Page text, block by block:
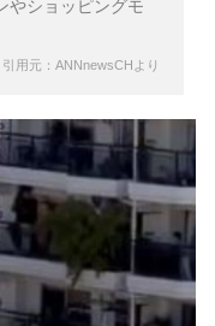
やショッピングモ
引用元：ANNnewsCHより